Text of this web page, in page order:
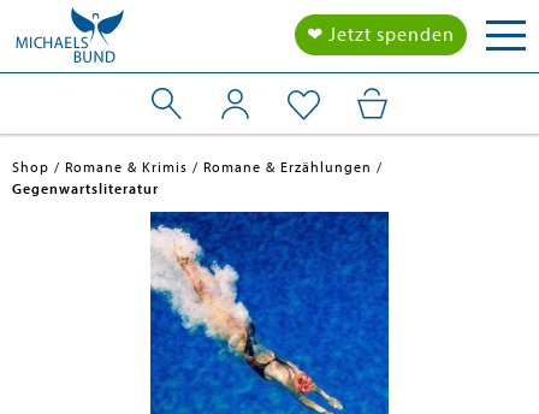
❤ Jetzt spenden
Shop Romane & Krimis
Romane & Erzählungen
Gegenwartsliteratur